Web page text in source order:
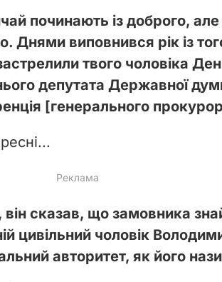
e
o
починають із доброго, але
Днями виповнився рік із
твого чоловіка
депутата Державної
[генерального
він сказав, що замовника
цивільний чоловік
авторитет, як його